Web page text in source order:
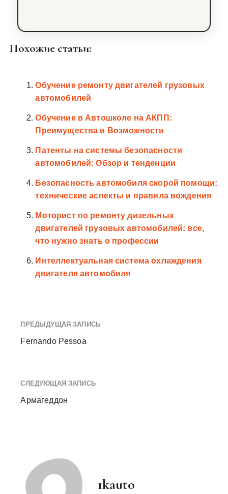
Похожие статьи:
Обучение ремонту двигателей грузовых
автомобилей
Обучение в Автошколе на АКПП:
Преимущества и Возможности
Патенты на системы безопасности
автомобилей: Обзор и тенденции
Безопасность автомобиля скорой помощи:
технические аспекты и правила вождения
Моторист по ремонту дизельных
двигателей грузовых автомобилей: все,
что нужно знать о профессии
Интеллектуальная система охлаждения
двигателя автомобиля
ПРЕДЫДУЩАЯ ЗАПИСЬ
Fernando Pessoa
СЛЕДУЮЩАЯ ЗАПИСЬ
Армагеддон
1kauto